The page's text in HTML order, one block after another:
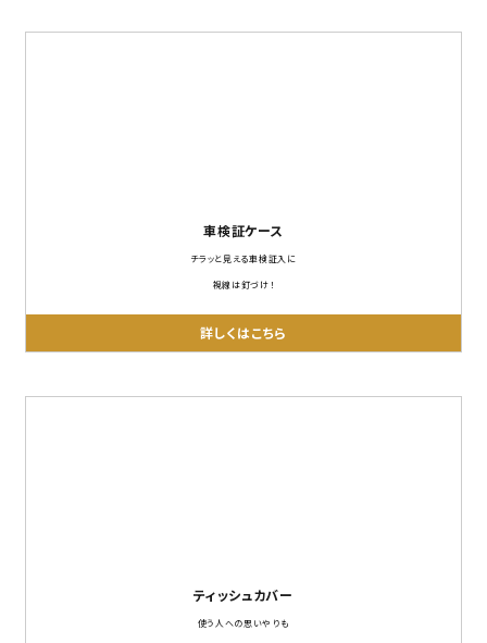
車検証ケース
チラッと見える車検証入に
視線は釘づけ！
詳しくはこちら
ティッシュカバー
使う人への思いやりも